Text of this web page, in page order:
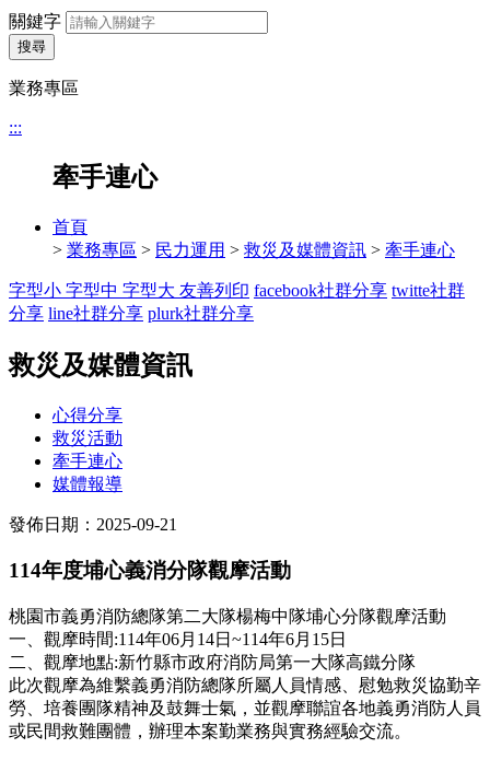
關鍵字
搜尋
業務專區
:::
牽手連心
首頁
> 業務專區 > 民力運用 > 救災及媒體資訊 > 牽手連心
字型小 字型中 字型大 友善列印 facebook社群分享 twitte社群
分享 line社群分享 plurk社群分享
救災及媒體資訊
心得分享
救災活動
牽手連心
媒體報導
發佈日期：2025-09-21
114年度埔心義消分隊觀摩活動
桃園市義勇消防總隊第二大隊楊梅中隊埔心分隊觀摩活動
一、觀摩時間:114年06月14日~114年6月15日
二、觀摩地點:新竹縣市政府消防局第一大隊高鐵分隊
此次觀摩為維繫義勇消防總隊所屬人員情感、慰勉救災協勤辛
勞、培養團隊精神及鼓舞士氣，並觀摩聯誼各地義勇消防人員
或民間救難團體，辦理本案勤業務與實務經驗交流。